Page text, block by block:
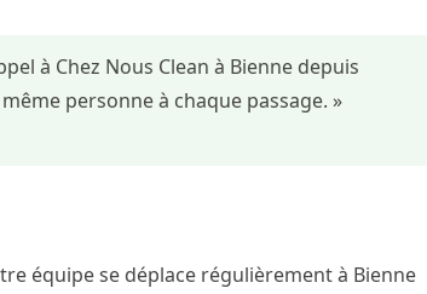
à Chez Nous Clean à Bienne depuis
personne à chaque passage. »
équipe se déplace régulièrement à Bienne